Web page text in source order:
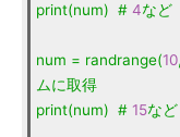
print(num) # 4など
num = randrange(10,
ムに取得
print(num) # 15など